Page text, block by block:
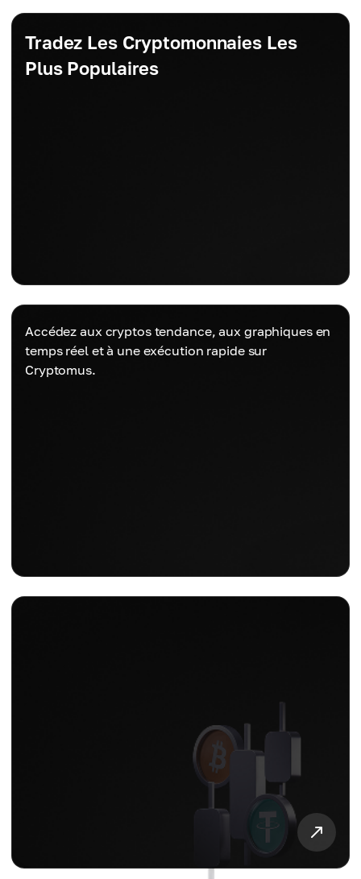
Tradez Les Cryptomonnaies Les
Plus Populaires
Accédez aux cryptos tendance, aux graphiques en
temps réel et à une exécution rapide sur
Cryptomus.